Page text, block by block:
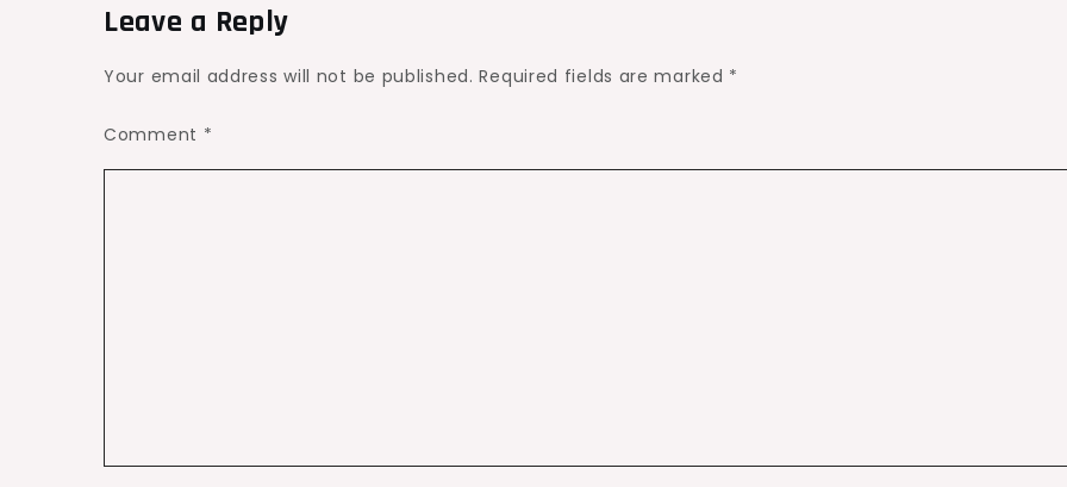
Leave a Reply
Your email address will not be published. Required fields are marked *
Comment *